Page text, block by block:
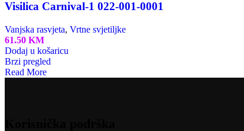
Visilica Carnival-1 022-001-0001
Vanjska rasvjeta, Vrtne svjetiljke
61.50 KM
Dodaj u košaricu
Brzi pregled
Read More